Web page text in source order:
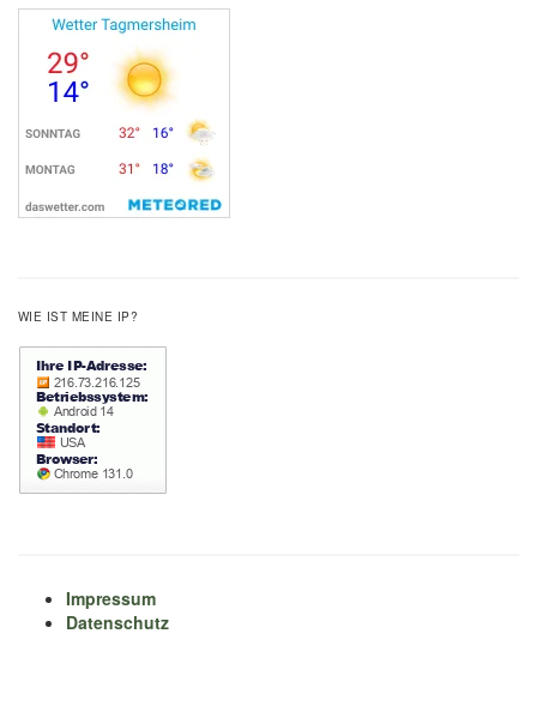
WIE IST MEINE IP?
Impressum
Datenschutz